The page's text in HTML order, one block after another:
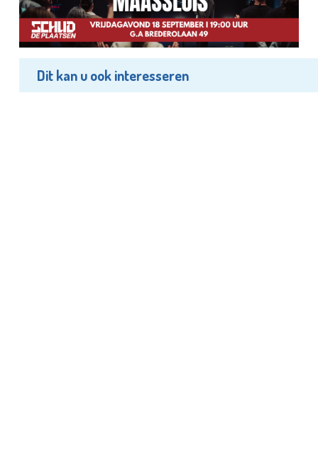
Dit kan u ook interesseren